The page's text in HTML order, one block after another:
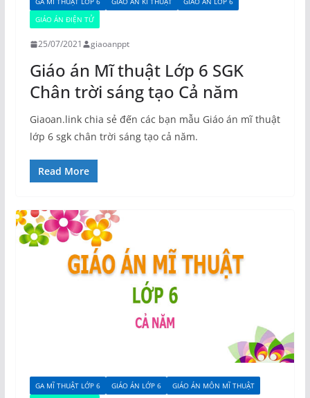
GIÁO ÁN ĐIỆN TỬ
25/07/2021 giaoanppt
Giáo án Mĩ thuật Lớp 6 SGK
Chân trời sáng tạo Cả năm
Giaoan.link chia sẻ đến các bạn mẫu Giáo án mĩ thuật
lớp 6 sgk chân trời sáng tạo cả năm.
Read More
GA MĨ THUẬT LỚP 6 GIÁO ÁN LỚP 6
GIÁO ÁN MÔN MĨ THUẬT